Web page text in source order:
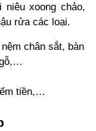
xoong chảo,
rửa các loại​.
chân sắt, bàn
tiền,…